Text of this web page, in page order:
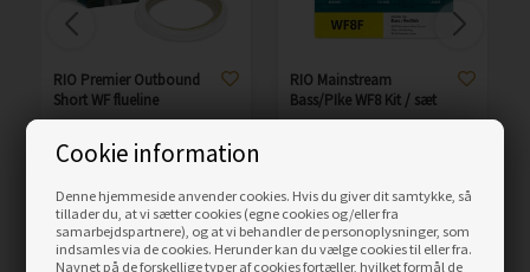
Cookie information
Denne hjemmeside anvender cookies. Hvis du giver dit samtykke, så
tillader du, at vi sætter cookies (egne cookies og/eller fra
samarbejdspartnere), og at vi behandler de personoplysninger, som
indsamles via de cookies. Herunder kan du vælge cookies til eller fra.
Navnet på de forskellige typer af cookies fortæller, hvilket formål de
RIO Premier Outbound
Short WF flueline
LÆS MERE
RIO Mainstream
Bass/PIke WF8 Kit / sæt
LÆS MERE